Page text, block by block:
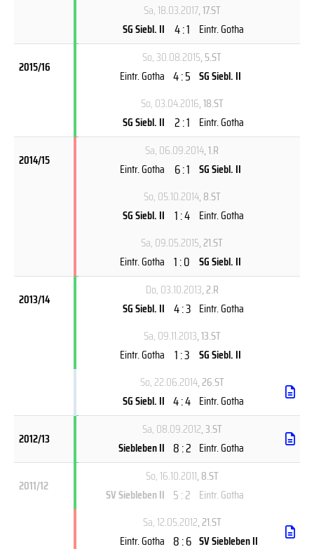
Sa, 18.03.2017, 17.ST
SG Siebl. II 4 : 1 Eintr. Gotha
2015/16
So, 30.08.2015, 5.ST
Eintr. Gotha 4 : 5 SG Siebl. II
So, 03.04.2016, 18.ST
SG Siebl. II 2 : 1 Eintr. Gotha
2014/15
Sa, 06.09.2014, 1.R
Eintr. Gotha
6 : 1 SG Siebl. II
So, 05.10.2014, 8.ST
SG Siebl. II 1 : 4 Eintr. Gotha
Sa, 09.05.2015, 21.ST
Eintr. Gotha 1 : 0 SG Siebl. II
2013/14
Do, 03.10.2013, 2.R
SG Siebl. II 4 : 3 Eintr. Gotha
Sa, 09.11.2013, 13.ST
Eintr. Gotha 1 : 3 SG Siebl. II
So, 22.06.2014, 26.ST
SG Siebl. II 4 : 4 Eintr. Gotha
2012/13
Sa, 08.09.2012, 3.ST
Siebleben II 8 : 2 Eintr. Gotha
2011/12
So, 16.10.2011, 8.ST
SV Siebleben II 5 : 2 Eintr. Gotha
Sa, 12.05.2012, 21.ST
Eintr. Gotha 8 : 6 SV Siebleben II